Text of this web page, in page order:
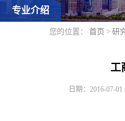
专业介绍
您的位置： 首页 > 研
工
日期：2016-07-01